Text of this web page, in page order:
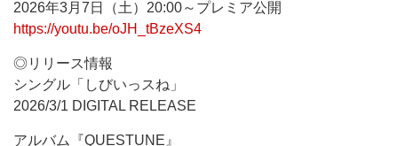
2026年3月7日（土）20:00～プレミア公開
https://youtu.be/oJH_tBzeXS4
◎リリース情報
シングル「しびいっスね」
2026/3/1 DIGITAL RELEASE
アルバム『QUESTUNE』